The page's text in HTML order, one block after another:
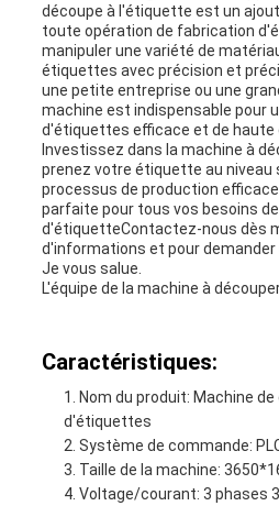
découpe à l'étiquette est un
toute opération de fabrication
manipuler une variété de
étiquettes avec précision et
une petite entreprise ou une
machine est indispensable pour
d'étiquettes efficace et de haute
Investissez dans la machine à
prenez votre étiquette au niveau
processus de production
parfaite pour tous vos besoins
d'étiquetteContactez-nous dès
d'informations et pour demander
Je vous salue.
L'équipe de la machine à
Caractéristiques:
Nom du produit: Machine
d'étiquettes
Système de commande:
Taille de la machine:
Voltage/courant: 3 phases